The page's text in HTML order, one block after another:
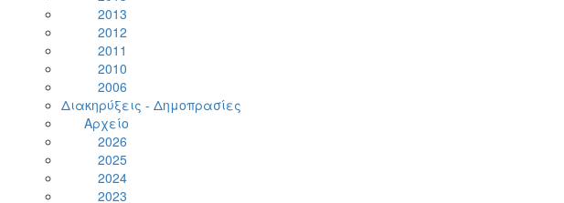
2013
2012
2011
2010
2006
Διακηρύξεις - Δημοπρασίες
Αρχείο
2026
2025
2024
2023